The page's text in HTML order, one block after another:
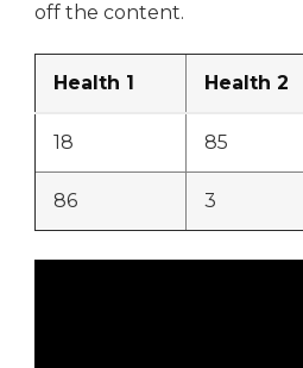
off the content.
Health 1 Health 2
18 85
86 3